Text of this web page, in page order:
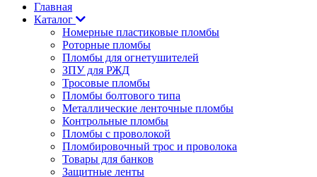
Главная
Каталог
Номерные пластиковые пломбы
Роторные пломбы
Пломбы для огнетушителей
ЗПУ для РЖД
Тросовые пломбы
Пломбы болтового типа
Металлические ленточные пломбы
Контрольные пломбы
Пломбы с проволокой
Пломбировочный трос и проволока
Товары для банков
Защитные ленты